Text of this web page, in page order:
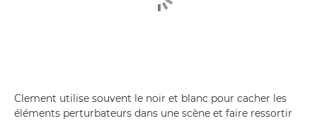
Clement utilise souvent le noir et blanc pour cacher les
éléments perturbateurs dans une scène et faire ressortir